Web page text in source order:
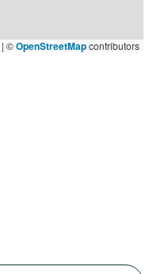
| ©OpenStreetMapcontributors